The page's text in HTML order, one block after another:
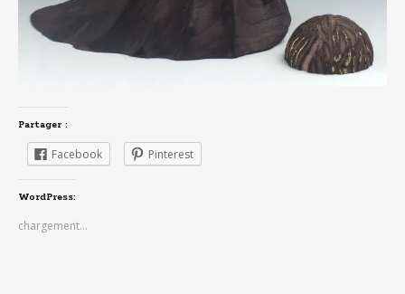
Partager :
Facebook Pinterest
WordPress:
chargement…